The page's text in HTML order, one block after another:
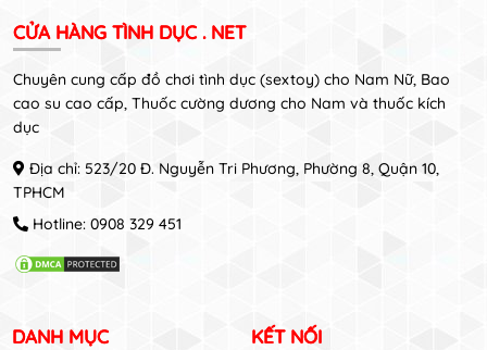
CỬA HÀNG TÌNH DỤC . NET
Chuyên cung cấp đồ chơi tình dục (sextoy) cho Nam Nữ, Bao
cao su cao cấp, Thuốc cường dương cho Nam và thuốc kích
dục
Địa chỉ: 523/20 Đ. Nguyễn Tri Phương, Phường 8, Quận 10,
TPHCM
Hotline: 0908 329 451
DANH MỤC KẾT NỐI